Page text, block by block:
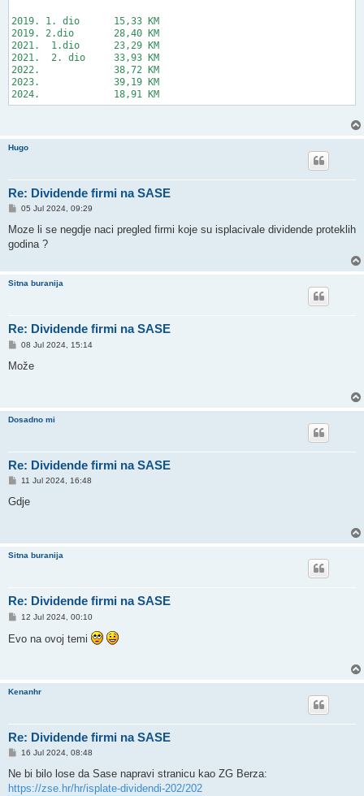
2019. 1. dio      15,33 KM
2019. 2.dio       28,40 KM
2021.  1.dio      23,29 KM
2021.  2. dio     33,93 KM
2022.             38,72 KM
2023.             39,19 KM
Hugo
Re: Dividende firmi na SASE
P
s
05 Jul 2024, 09:29
Moze li se negdje naci pregled firmi koje su isplacivale dividende proteklih
godina ?
Sitna buranija
Re: Dividende firmi na SASE
P
s
08 Jul 2024, 15:14
Može
Dosadno mi
Re: Dividende firmi na SASE
P
s
11 Jul 2024, 16:48
Gdje
Sitna buranija
Re: Dividende firmi na SASE
P
s
t
12 Jul 2024, 00:10
Evo na ovoj temi
Kenanhr
Re: Dividende firmi na SASE
P
s
16 Jul 2024, 08:48
Ne bi bilo lose da Sase napravi stranicu kao ZG Berza:
https://zse.hr/hr/isplate-dividendi-202/202